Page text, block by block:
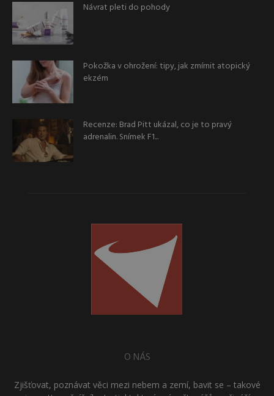
Návrat pleti do pohody
Pokožka v ohrožení: tipy, jak zmírnit atopický
ekzém
Recenze: Brad Pitt ukázal, co je to pravý
adrenalin. Snímek F1...
O NÁS
Zjišťovat, poznávat věci mezi nebem a zemí, bavit se – takové